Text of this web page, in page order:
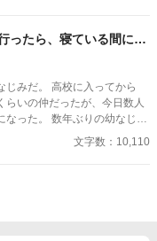
ったら、寝ている間に…
じみだ。 高校に入ってから
らいの仲だったが、今日数人
なった。 数年ぶりの幼なじみ
か友人たちは帰っており、
の部屋であるものを見つけ
文字数：10,110